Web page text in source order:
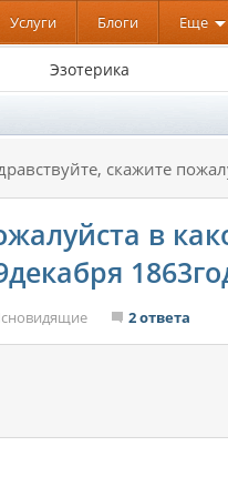
Услуги Блоги Еще
Эзотерика
скажите
в
2 ответа